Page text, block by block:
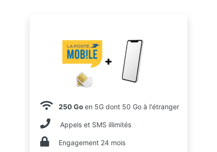
250 Go en 5G dont 50 Go à l'étranger
Appels et SMS illimités
Engagement 24 mois